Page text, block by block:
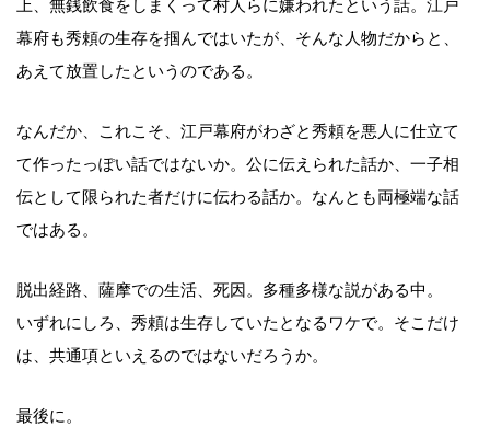
上、無銭飲食をしまくって村人らに嫌われたという話。江戸
幕府も秀頼の生存を掴んではいたが、そんな人物だからと、
あえて放置したというのである。
なんだか、これこそ、江戸幕府がわざと秀頼を悪人に仕立て
て作ったっぽい話ではないか。公に伝えられた話か、一子相
伝として限られた者だけに伝わる話か。なんとも両極端な話
ではある。
脱出経路、薩摩での生活、死因。多種多様な説がある中。
いずれにしろ、秀頼は生存していたとなるワケで。そこだけ
は、共通項といえるのではないだろうか。
最後に。